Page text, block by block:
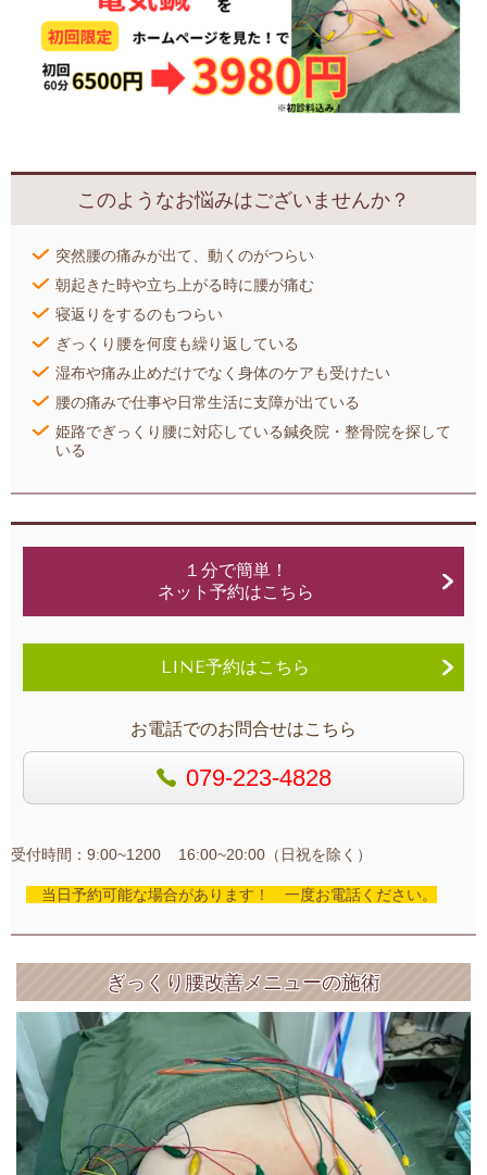
このようなお悩みはございませんか？
突然腰の痛みが出て、動くのがつらい
朝起きた時や立ち上がる時に腰が痛む
寝返りをするのもつらい
ぎっくり腰を何度も繰り返している
湿布や痛み止めだけでなく身体のケアも受けたい
腰の痛みで仕事や日常生活に支障が出ている
姫路でぎっくり腰に対応している鍼灸院・整骨院を探して
いる
１分で簡単！
ネット予約はこちら
LINE予約はこちら
お電話でのお問合せはこちら
079-223-4828
受付時間：9:00~1200 16:00~20:00（日祝を除く）
当日予約可能な場合があります！ 一度お電話ください。
ぎっくり腰改善メニューの施術